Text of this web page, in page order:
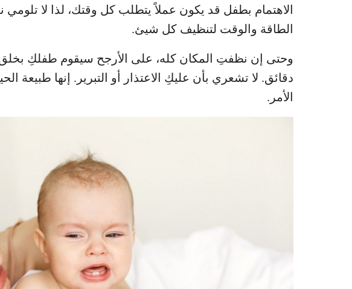
الاهتمام بطفل قد يكون عملاً يتطلب كل وقتك، لذا لا
الطاقة والوقت لتنظيف كل شيئ.
وحتى إن نظفتِ المكان كله، على الأرجح سيقوم طفلكِ
دقائق. لا تشعري بأن عليكِ الاعتذار أو التبرير. إنها طبيعة
الأمر.